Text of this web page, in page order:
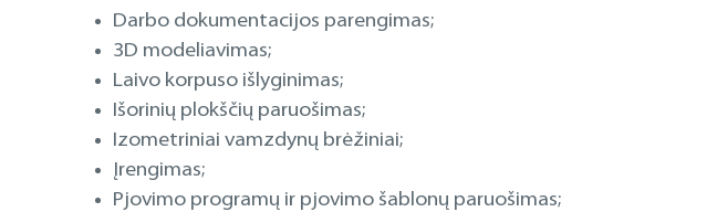
Darbo dokumentacijos parengimas;
3D modeliavimas;
Laivo korpuso išlyginimas;
Išorinių plokščių paruošimas;
Izometriniai vamzdynų brėžiniai;
Įrengimas;
Pjovimo programų ir pjovimo šablonų paruošimas;